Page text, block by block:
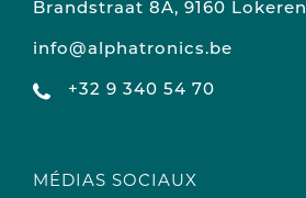
Brandstraat 8A, 9160 Lokeren
info@alphatronics.be
+32 9 340 54 70
MÉDIAS SOCIAUX